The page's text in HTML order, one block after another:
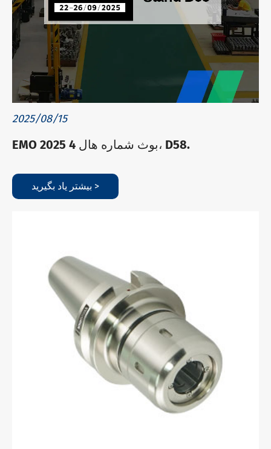
2025/08/15
EMO 2025 بوث شماره هال 4، D58.
بیشتر یاد بگیرید >